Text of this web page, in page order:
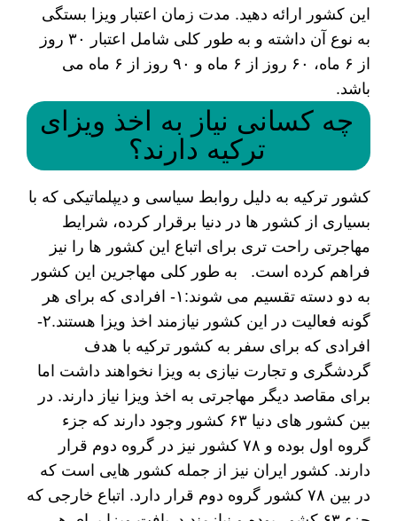
این کشور ارائه دهید. مدت زمان اعتبار ویزا بستگی
به نوع آن داشته و به طور کلی شامل اعتبار ۳۰ روز
از ۶ ماه، ۶۰ روز از ۶ ماه و ۹۰ روز از ۶ ماه می
باشد.
چه کسانی نیاز به اخذ ویزای
ترکیه دارند؟
کشور ترکیه به دلیل روابط سیاسی و دیپلماتیکی که با
بسیاری از کشور ها در دنیا برقرار کرده، شرایط
مهاجرتی راحت تری برای اتباع این کشور ها را نیز
فراهم کرده است. به طور کلی مهاجرین این کشور
به دو دسته تقسیم می شوند:۱- افرادی که برای هر
گونه فعالیت در این کشور نیازمند اخذ ویزا هستند.۲-
افرادی که برای سفر به کشور ترکیه با هدف
گردشگری و تجارت نیازی به ویزا نخواهند داشت اما
برای مقاصد دیگر مهاجرتی به اخذ ویزا نیاز دارند. در
بین کشور های دنیا ۶۳ کشور وجود دارند که جزء
گروه اول بوده و ۷۸ کشور نیز در گروه دوم قرار
دارند. کشور ایران نیز از جمله کشور هایی است که
در بین ۷۸ کشور گروه دوم قرار دارد. اتباع خارجی که